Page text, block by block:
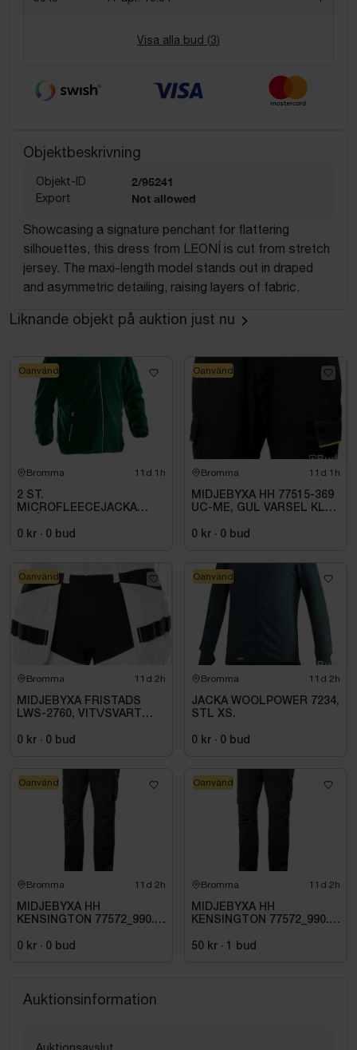
Visa alla bud (3)
Objektbeskrivning
Objekt-ID 2/95241
Export Not allowed
Showcasing a signature penchant for flattering
silhouettes, this dress from LEONÍ is cut from stretch
jersey. The maxi-length model stands out in draped
and asymmetric detailing, raising layers of fabric.
Liknande objekt på auktion just nu
Bromma 11d 1h
2 ST.
MICROFLEECEJACKA
WORKWEAR. STL M
0 kr · 0 bud
Oanvänd
Bromma 11d 1h
MIDJEBYXA HH 77515-369
UC-ME, GUL VARSEL KL1.
0 kr · 0 bud
Oanvänd
Bromma 11d 2h
MIDJEBYXA FRISTADS
LWS-2760, VIT\/SVART
0 kr · 0 bud
Oanvänd
Bromma 11d 2h
JACKA WOOLPOWER 7234,
STL XS.
0 kr · 0 bud
Oanvänd
Bromma 11d 2h
MIDJEBYXA HH
KENSINGTON 77572_990.
0 kr · 0 bud
Oanvänd
Bromma 11d 2h
MIDJEBYXA HH
KENSINGTON 77572_990.
50 kr · 1 bud
Oanvänd
Auktionsinformation